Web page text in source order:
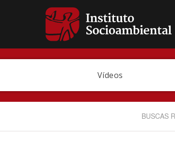
Vídeos
BUSCAS